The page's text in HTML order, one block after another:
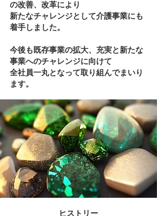
の改善、改革により
新たなチャレンジとして介護事業にも
着手しました。
今後も既存事業の拡大、充実と新たな
事業へのチャレンジに向けて
全社員一丸となって取り組んでまいり
ます。
​ヒストリー